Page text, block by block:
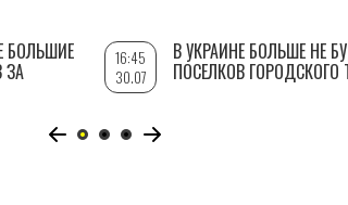
БОЛЬШИЕ
ЗА
16:45
30.07
В УКРАИНЕ БОЛЬШЕ НЕ
ПОСЕЛКОВ ГОРОДСКОГО